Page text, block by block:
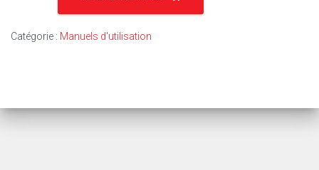
FAUCHEUSE
Catégorie : Manuels d'utilisation